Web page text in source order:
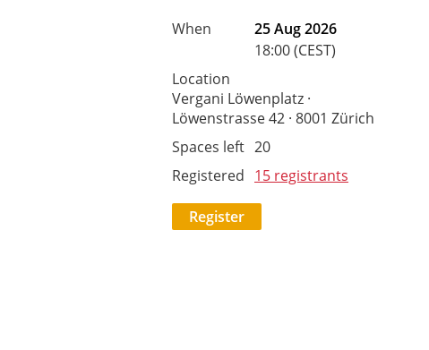
When
25 Aug 2026
18:00 (CEST)
Location
Vergani Löwenplatz ·
Löwenstrasse 42 · 8001 Zürich
Spaces left 20
Registered 15 registrants